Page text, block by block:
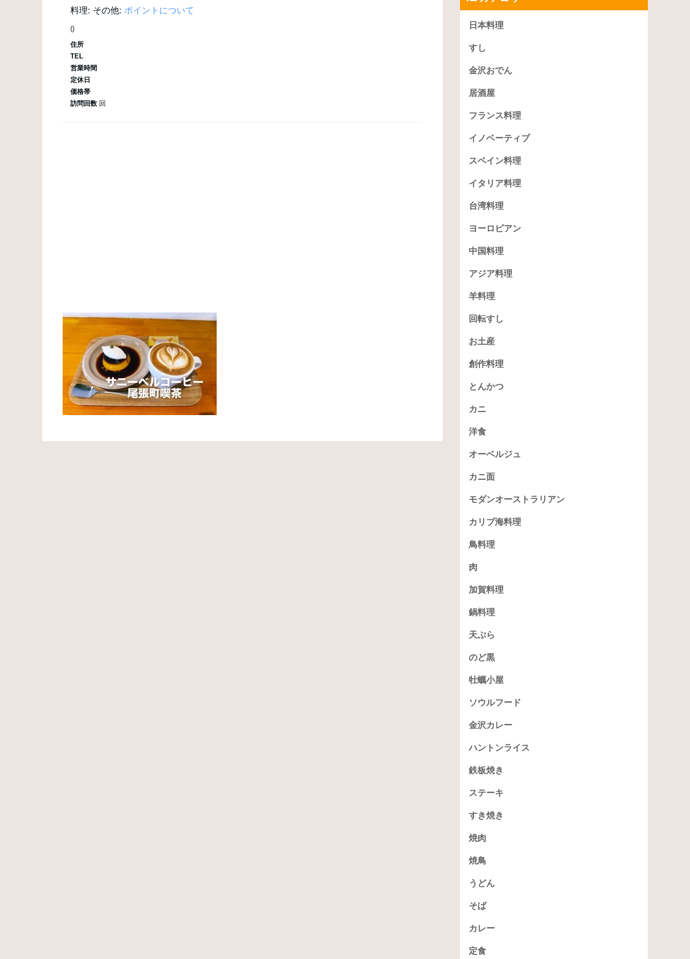
料理: その他: ポイントについて
()
住所
TEL
営業時間
定休日
価格帯
訪問回数 回
日本料理
すし
金沢おでん
居酒屋
フランス料理
イノベーティブ
スペイン料理
イタリア料理
台湾料理
ヨーロピアン
中国料理
アジア料理
羊料理
回転すし
お土産
創作料理
とんかつ
カニ
洋食
オーベルジュ
カニ面
モダンオーストラリアン
カリブ海料理
鳥料理
肉
加賀料理
鍋料理
天ぷら
のど黒
牡蠣小屋
ソウルフード
金沢カレー
ハントンライス
鉄板焼き
ステーキ
すき焼き
焼肉
焼鳥
うどん
そば
カレー
定食